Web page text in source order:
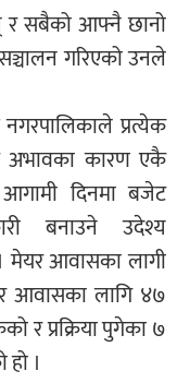
र सबैको आफ्नै छानो
गरिएको उनले
प्रत्येक
अभावका कारण एकै
दिनमा बजेट
बनाउने उदेश्य
मेयर आवासका लागी
आवासका लागि ४७
र प्रक्रिया पुगेका ७
।